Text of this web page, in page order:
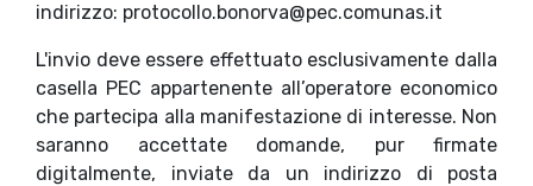
indirizzo: protocollo.bonorva@pec.comunas.it
L'invio deve essere effettuato esclusivamente dalla
casella PEC appartenente all’operatore economico
che partecipa alla manifestazione di interesse. Non
saranno accettate domande, pur firmate
digitalmente, inviate da un indirizzo di posta